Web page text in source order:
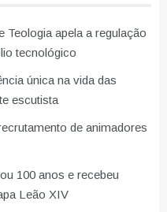
Teologia apela a regulação
tecnológico
única na vida das
escutista
de animadores
100 anos e recebeu
Leão XIV